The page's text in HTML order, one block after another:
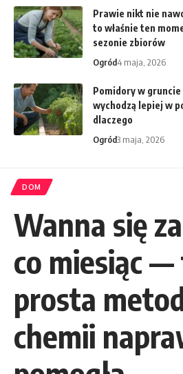
Prawie nikt nie
to właśnie ten
sezonie zbiorów
Ogród4 maja, 2026
Pomidory w
wychodzą lepiej w
dlaczego
Ogród3 maja, 2026
DOM
Wanna się
co miesiąc —
prosta
chemii